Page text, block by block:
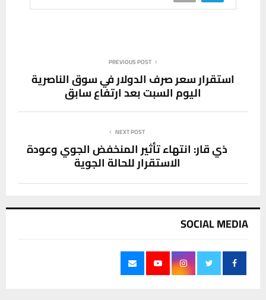
PREVIOUS POST
استقرار سعر صرف الدولار في سوق الناصرية
اليوم السبت بعد ارتفاع سابق
NEXT POST
ذي قار: انتهاء تأثير المنخفض الجوي وعودة
الاستقرار للحالة الجوية
SOCIAL MEDIA